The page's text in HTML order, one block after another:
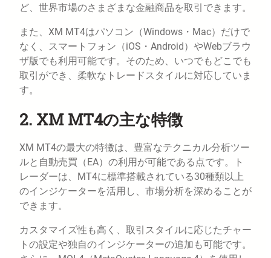
ど、世界市場のさまざまな金融商品を取引できます。
また、XM MT4はパソコン（Windows・Mac）だけで
なく、スマートフォン（iOS・Android）やWebブラウ
ザ版でも利用可能です。そのため、いつでもどこでも
取引ができ、柔軟なトレードスタイルに対応していま
す。
2. XM MT4の主な特徴
XM MT4の最大の特徴は、豊富なテクニカル分析ツー
ルと自動売買（EA）の利用が可能である点です。ト
レーダーは、MT4に標準搭載されている30種類以上
のインジケーターを活用し、市場分析を深めることが
できます。
カスタマイズ性も高く、取引スタイルに応じたチャー
トの設定や独自のインジケーターの追加も可能です。